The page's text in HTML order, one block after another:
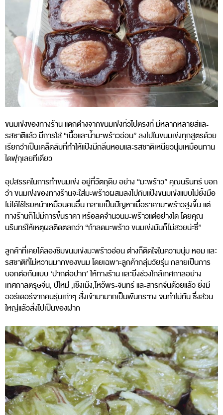
ขนมเข่งของทางร้าน แตกต่างจากขนมเข่งทั่วไปตรงที่ มีหลากหลายสีและ
รสชาติแล้ว มีการใส่ “เนื้อและน้ำมะพร้าวอ่อน” ลงไปในขนมเข่งทุกสูตรด้วย
เรียกว่าเป็นเคล็ดลับที่ทำให้แป้งมีกลิ่นหอมและรสชาติเหนียวนุ่มเหมือนทาน
ไดฟุกุเลยทีเดียว
อุปสรรคในการทำขนมเข่ง อยู่ที่วัตถุดิบ อย่าง “มะพร้าว” คุณนรินทร์ บอก
ว่า ขนมเข่งของทางร้านจะใส่มะพร้าวผสมลงไปกับแป้งขนมเข่งแบบไม่ยั้งมือ
ไม่ได้ใช้โรยหน้าเหมือนคนอื่น กลายเป็นปัญหาเมื่อราคามะพร้าวสูงขึ้น แต่
ทางร้านก็ไม่มีการขึ้นราคา หรือลดจำนวนมะพร้าวแต่อย่างใด โดยคุณ
นรินทร์ให้เหตุผลติดตลกว่า “ถ้าลดมะพร้าว ขนมเข่งมันก็ไม่สวยน่ะซี่”
ลูกค้าที่เคยได้ลองชิมขนมเข่งมะพร้าวอ่อน ต่างก็ติดใจในความนุ่ม หอม และ
รสชาติที่ไม่หวานมากของขนม โดยเฉพาะลูกค้ากลุ่มวัยรุ่น กลายเป็นการ
บอกต่อกันแบบ ‘ปากต่อปาก’ ให้ทางร้าน และยิ่งช่วงใกล้เทศกาลอย่าง
เทศกาลตรุษจีน, ปีใหม่ ,เช็งเม้ง,ไหว้พระจันทร์ และสารทจีนด้วยแล้ว ยิ่งมี
ออร์เดอร์จากคนรุ่นเก่าๆ สั่งเข้ามามากเป็นพันกระทง จนทำไม่ทัน ซึ่งส่วน
ใหญ่แล้วสั่งไปเป็นของฝาก